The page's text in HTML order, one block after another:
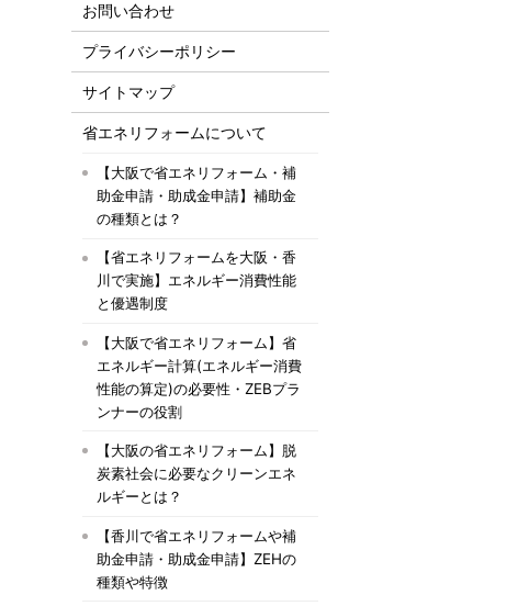
お問い合わせ
プライバシーポリシー
サイトマップ
省エネリフォームについて
【大阪で省エネリフォーム・補
助金申請・助成金申請】補助金
の種類とは？
【省エネリフォームを大阪・香
川で実施】エネルギー消費性能
と優遇制度
【大阪で省エネリフォーム】省
エネルギー計算(エネルギー消費
性能の算定)の必要性・ZEBプラ
ンナーの役割
【大阪の省エネリフォーム】脱
炭素社会に必要なクリーンエネ
ルギーとは？
【香川で省エネリフォームや補
助金申請・助成金申請】ZEHの
種類や特徴